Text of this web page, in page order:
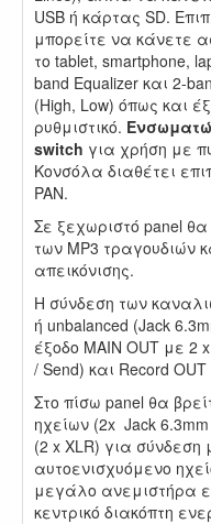
USB ή κάρτας SD.
μπορείτε να κάνετε
το tablet, smartphone,
band Equalizer και 2-
(High, Low) όπως και
ρυθμιστικό.
switch για χρήση με
Κονσόλα διαθέτει
PAN.
Σε ξεχωριστό panel
των MP3 τραγουδιών
απεικόνισης.
Η σύνδεση των
ή unbalanced (Jack
έξοδο MAIN OUT με 2
/ Send) και Record OUT
Στο πίσω panel θα
ηχείων (2x Jack
(2 x XLR) για
αυτοενισχυόμενο
μεγάλο ανεμιστήρα
κεντρικό διακόπτη